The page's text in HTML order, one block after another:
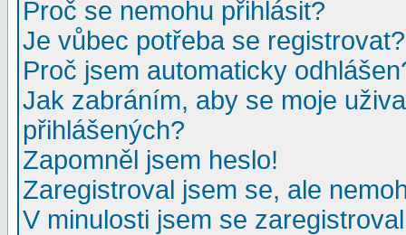
Proč se nemohu přihlásit?
Je vůbec potřeba se registrovat?
Proč jsem automaticky
Jak zabráním, aby se moje
přihlášených?
Zapomněl jsem heslo!
Zaregistroval jsem se, ale
V minulosti jsem se